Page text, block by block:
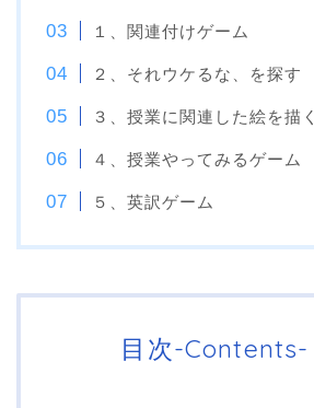
１、関連付けゲーム
２、それウケるな、を探す
３、授業に関連した絵を描く
４、授業やってみるゲーム
５、英訳ゲーム
目次-Contents-